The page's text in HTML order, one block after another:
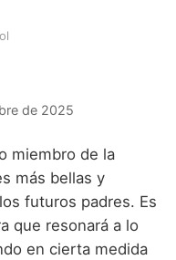
por D
por E
por F
Celtas
de 2025
miembro de la
más bellas y
futuros padres. Es
que resonará a lo
en cierta medida